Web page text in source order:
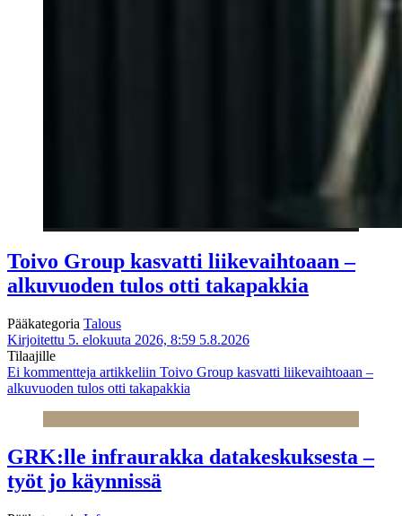
Toivo Group kasvatti liikevaihtoaan –
alkuvuoden tulos otti takapakkia
Pääkategoria Talous
Kirjoitettu 5. elokuuta 2026, 8:59 5.8.2026
Tilaajille
Ei kommentteja artikkeliin Toivo Group kasvatti liikevaihtoaan –
alkuvuoden tulos otti takapakkia
GRK:lle infraurakka datakeskuksesta –
työt jo käynnissä